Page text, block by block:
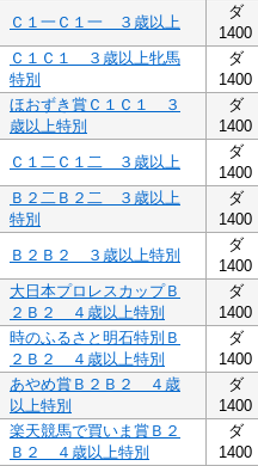
Ｃ１一Ｃ１一 ３歳以上
ダ
1400
Ｃ１Ｃ１ ３歳以上牝馬
特別
ダ
1400
ほおずき賞Ｃ１Ｃ１ ３
歳以上特別
ダ
1400
Ｃ１二Ｃ１二 ３歳以上
ダ
1400
Ｂ２二Ｂ２二 ３歳以上
特別
ダ
1400
Ｂ２Ｂ２ ３歳以上特別
ダ
1400
大日本プロレスカップＢ
２Ｂ２ ４歳以上特別
ダ
1400
時のふるさと明石特別Ｂ
２Ｂ２ ４歳以上特別
ダ
1400
あやめ賞Ｂ２Ｂ２ ４歳
以上特別
ダ
1400
楽天競馬で買いま賞Ｂ２
Ｂ２ ４歳以上特別
ダ
1400